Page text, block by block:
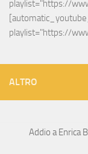
playlist="https://
playlist="https://
ALTRO
Addio a Enrica